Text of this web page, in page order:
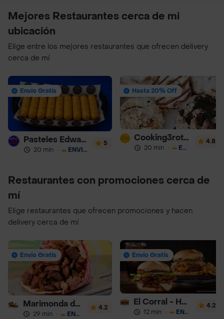
Mejores Restaurantes cerca de mi
ubicación
Elige entre los mejores restaurantes que ofrecen delivery
cerca de mí
Envío Gratis
Pasteles Edward
20 min · ENVÍO GRATIS
5
Hasta 20% Off
Cooking3rothers
20 min · ENVÍO GRATIS
4.8
Restaurantes con promociones cerca de
mí
Elige restaurantes que ofrecen promociones y hacen
delivery cerca de mí
Envío Gratis
Marimonda del Mono
29 min · ENVÍO GRATIS
4.2
Envío Gratis
El Corral - Hamburguesa
12 min · ENVÍO GRATIS
4.2